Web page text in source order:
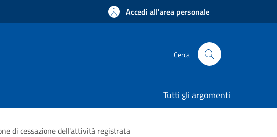
Accedi all'area personale
Cerca
Tutti gli argomenti
di cessazione dell'attività registrata